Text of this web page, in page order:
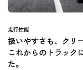
走行性能
扱いやすさも、クリ
これからのトラック
た。